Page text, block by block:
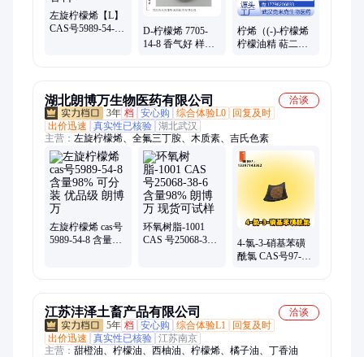
左旋柠檬烯【L】
CAS号5989-54-8
D-柠檬烯 7705-
14-8 香气好 样品
柠烯（(-)-柠檬烯
柠檬油精 萜二烯
湖北朗博万生物医药有限公司
洽谈
3年 档 安心购 综合体验L0
回复及时
出价迅速
真实性已核验 湖北武汉
主营： 左旋柠檬烯、全氟三丁胺、木质素、吉氏色素
左旋柠檬烯 cas号
5989-54-8 含量
环氧树脂-1001
CAS 号25068-38-6
4-氯-3-硝基苯磺
酰氯 CAS号97-08-
江苏沣泽土畜产品有限公司
洽谈
5年 档 安心购 综合体验L1
回复及时
出价迅速
真实性已核验 江苏南京
主营： 甜橙油、柠檬油、西柚油、柠檬烯、橘子油、丁香油